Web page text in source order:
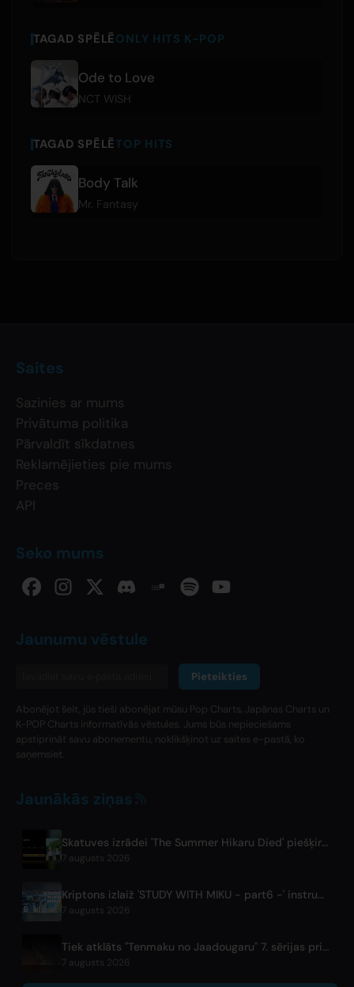
TAGAD SPĒLĒONLY HITS K-POP
Ode to Love
NCT WISH
TAGAD SPĒLĒTOP HITS
Body Talk
Mr. Fantasy
Saites
Sazinies ar mums
Privātuma politika
Pārvaldīt sīkdatnes
Reklamējieties pie mums
Preces
API
Seko mums
Jaunumu vēstule
Pieteikties
Abonējot šeit, jūs tieši abonējat mūsu Pop Charts, Japānas Charts un
K-POP Charts informatīvās vēstules. Jums būs nepieciešams
apstiprināt savu abonementu, noklikšķinot uz saites e-pastā, ko
saņemsiet.
Jaunākās ziņas
Skatuves izrādei 'The Summer Hikaru Died' piešķirts globāls bezmaksas straumēšanas tiešraide ABEMA
7 augusts 2026
Kriptons izlaiž 'STUDY WITH MIKU - part6 -' instrumentālās BGM video
7 augusts 2026
Tiek atklāts "Tenmaku no Jaadougaru" 7. sērijas priekšskatījums
7 augusts 2026